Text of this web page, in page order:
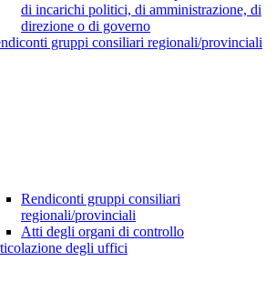
di incarichi politici, di amministrazione, di
direzione o di governo
gruppi consiliari regionali/provinciali
Rendiconti gruppi consiliari
regionali/provinciali
Atti degli organi di controllo
degli uffici